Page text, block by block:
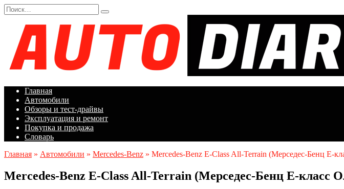
Перейти
к
содержанию
Search
for:
Главная
Автомобили
Обзоры и тест-драйвы
Эксплуатация и ремонт
Покупка и продажа
Словарь
Главная » Автомобили » Mercedes-Benz » Mercedes-Benz E-Class All-Terrain (Mерседес-Бенц Е-
Mercedes-Benz E-Class All-Terrain (Mерседес-Бенц Е-класс